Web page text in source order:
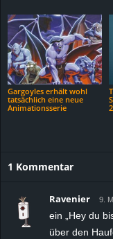
Gargoyles erhält wohl
tatsächlich eine neue
Animationsserie
1 Kommentar
Ravenier 9.
ein „Hey du
über den